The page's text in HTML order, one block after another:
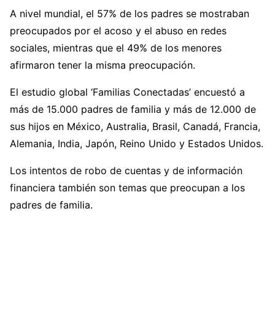
A nivel mundial, el 57% de los padres se mostraban
preocupados por el acoso y el abuso en redes
sociales, mientras que el 49% de los menores
afirmaron tener la misma preocupación.
El estudio global ‘Familias Conectadas’ encuestó a
más de 15.000 padres de familia y más de 12.000 de
sus hijos en México, Australia, Brasil, Canadá, Francia,
Alemania, India, Japón, Reino Unido y Estados Unidos.
Los intentos de robo de cuentas y de información
financiera también son temas que preocupan a los
padres de familia.